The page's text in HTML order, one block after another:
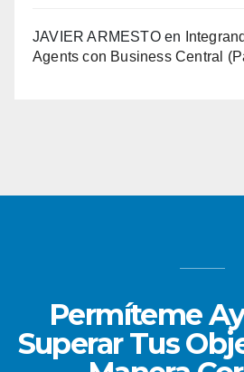
JAVIER ARMESTOen
Agents con Business Central
Permíteme
Superar Tus